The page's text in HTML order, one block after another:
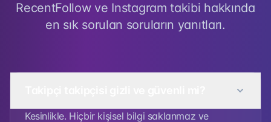
RecentFollow ve Instagram takibi hakkında
en sık sorulan soruların yanıtları.
Kesinlikle. Hiçbir kişisel bilgi saklanmaz ve